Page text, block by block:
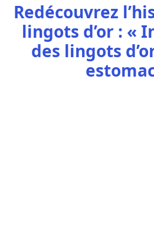
Redécouvrez
lingots d’or : «
des lingots